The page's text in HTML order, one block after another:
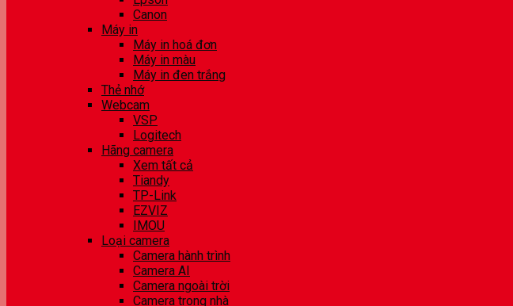
Canon
Máy in
Máy in hoá đơn
Máy in màu
Máy in đen trắng
Thẻ nhớ
Webcam
VSP
Logitech
Hãng camera
Xem tất cả
Tiandy
TP-Link
EZVIZ
IMOU
Loại camera
Camera hành trình
Camera AI
Camera ngoài trời
Camera trong nhà